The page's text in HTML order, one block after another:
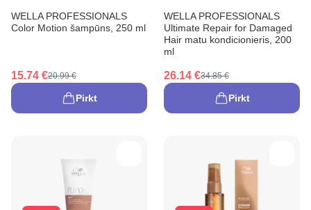
WELLA PROFESSIONALS
Color Motion šampūns, 250 ml
15.74 €20.99 €
Pirkt
WELLA PROFESSIONALS
Ultimate Repair for Damaged
Hair matu kondicionieris, 200
ml
26.14 €34.85 €
Pirkt